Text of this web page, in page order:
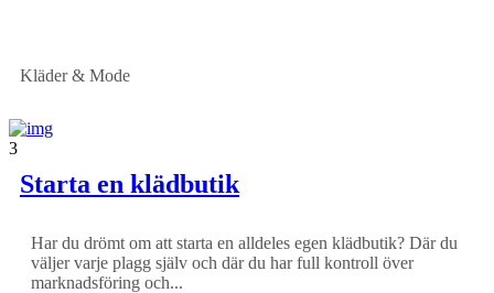
Kläder & Mode
3
Starta en klädbutik
Har du drömt om att starta en alldeles egen klädbutik? Där du
väljer varje plagg själv och där du har full kontroll över
marknadsföring och...